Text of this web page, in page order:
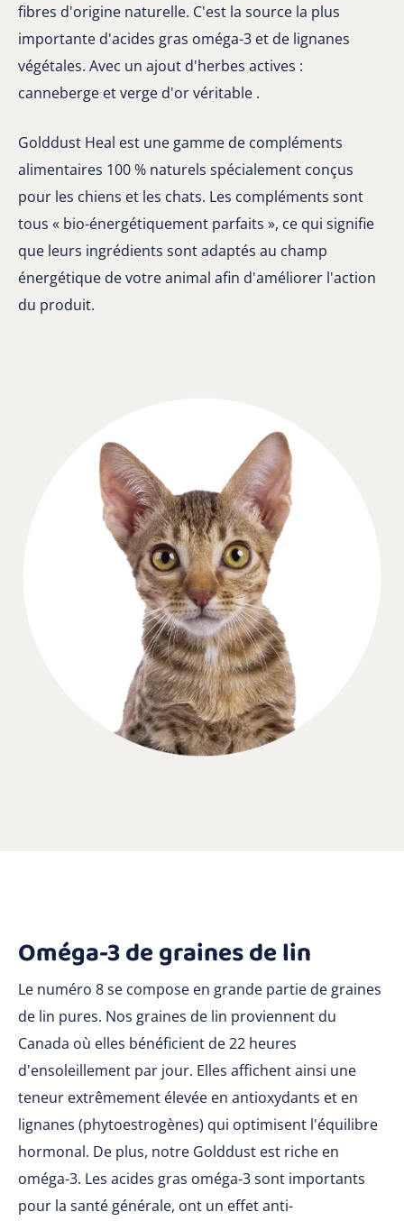
fibres d'origine naturelle. C'est la source la plus
importante d'acides gras oméga-3 et de lignanes
végétales. Avec un ajout d'herbes actives :
canneberge et verge d'or véritable .
Golddust Heal est une gamme de compléments
alimentaires 100 % naturels spécialement conçus
pour les chiens et les chats. Les compléments sont
tous « bio-énergétiquement parfaits », ce qui signifie
que leurs ingrédients sont adaptés au champ
énergétique de votre animal afin d'améliorer l'action
du produit.
Oméga-3 de graines de lin
Le numéro 8 se compose en grande partie de graines
de lin pures. Nos graines de lin proviennent du
Canada où elles bénéficient de 22 heures
d'ensoleillement par jour. Elles affichent ainsi une
teneur extrêmement élevée en antioxydants et en
lignanes (phytoestrogènes) qui optimisent l'équilibre
hormonal. De plus, notre Golddust est riche en
oméga-3. Les acides gras oméga-3 sont importants
pour la santé générale, ont un effet anti-